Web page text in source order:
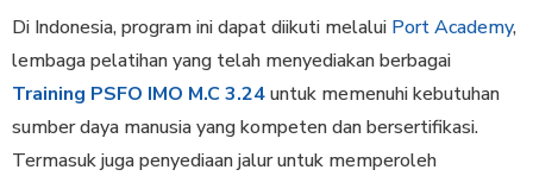
Di Indonesia, program ini dapat diikuti melalui Port Academy,
lembaga pelatihan yang telah menyediakan berbagai
Training PSFO IMO M.C 3.24untuk memenuhi kebutuhan
sumber daya manusia yang kompeten dan bersertifikasi.
Termasuk juga penyediaan jalur untuk memperoleh